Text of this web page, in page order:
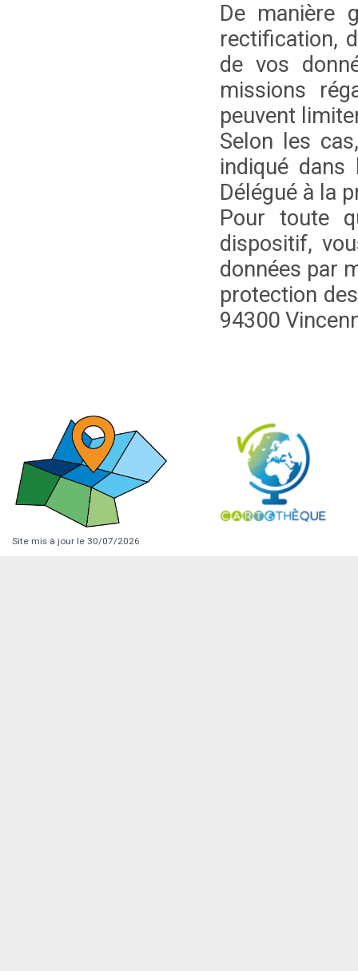
De manière
rectification,
de vos
missions
peuvent
Selon les
indiqué
Délégué à la
Pour toute
dispositif,
données par
protection
94300
Site mis à jour le 30/07/2026